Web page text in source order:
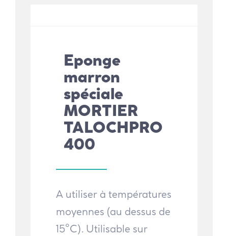
Eponge
marron
spéciale
MORTIER
TALOCHPRO
400
A utiliser à températures
moyennes (au dessus de
15°C). Utilisable sur